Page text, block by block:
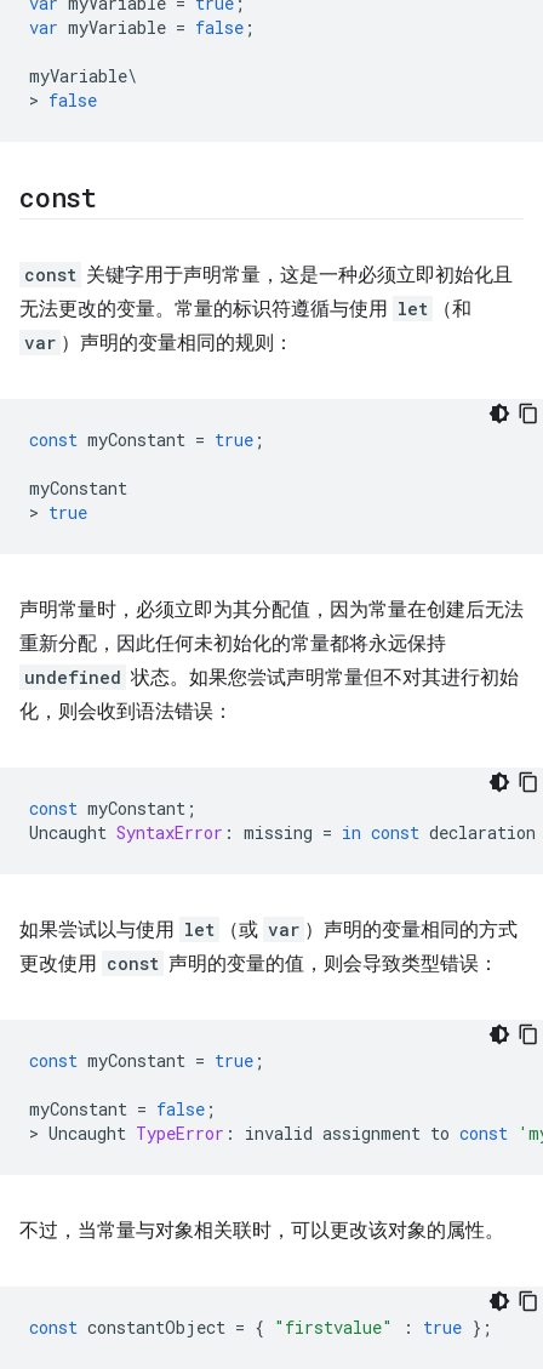
var myVariable = false ;
myVariable\
> false
const
const 关键字用于声明常量，这是一种必须立即初始化且
无法更改的变量。常量的标识符遵循与使用 let （和
var ）声明的变量相同的规则：
const myConstant = true ;
myConstant
> true
声明常量时，必须立即为其分配值，因为常量在创建后无法
重新分配，因此任何未初始化的常量都将永远保持
undefined 状态。如果您尝试声明常量但不对其进行初始
化，则会收到语法错误：
const myConstant ;
Uncaught SyntaxError : missing = in const declaration
如果尝试以与使用 let （或 var ）声明的变量相同的方式
更改使用 const 声明的变量的值，则会导致类型错误：
const myConstant = true ;
myConstant = false ;
> Uncaught TypeError : invalid assignment to const
不过，当常量与对象相关联时，可以更改该对象的属性。
const constantObject = { "firstvalue" : true };